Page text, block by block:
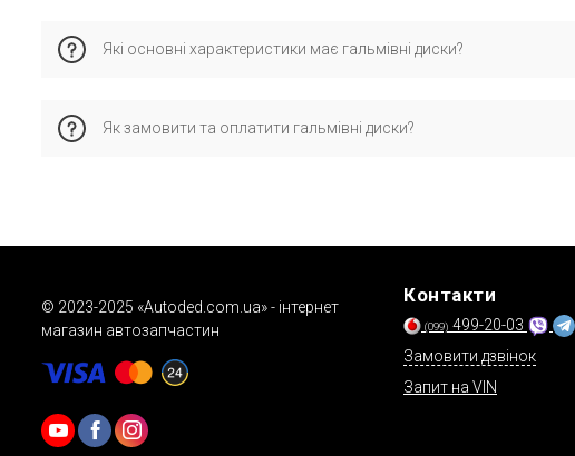
Які основні характеристики має гальмівні диски?
Це дозволяє забезпечити правильну сумісність і стабільну роботу.
Як замовити та оплатити гальмівні диски?
© 2023-2025 «Autoded.com.ua» - інтернет
магазин автозапчастин
Контакти
(099) 499-20-03
Замовити дзвінок
Запит на VIN